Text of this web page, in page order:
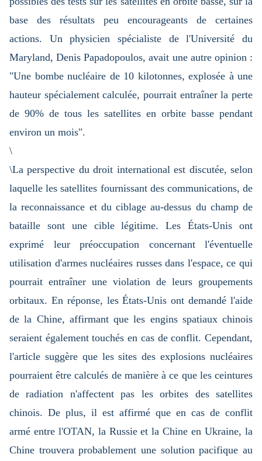
base des résultats peu encourageants de certaines
actions. Un physicien spécialiste de l'Université du
Maryland, Denis Papadopoulos, avait une autre opinion :
"Une bombe nucléaire de 10 kilotonnes, explosée à une
hauteur spécialement calculée, pourrait entraîner la perte
de 90% de tous les satellites en orbite basse pendant
environ un mois".
\
\La perspective du droit international est discutée, selon
laquelle les satellites fournissant des communications, de
la reconnaissance et du ciblage au-dessus du champ de
bataille sont une cible légitime. Les États-Unis ont
exprimé leur préoccupation concernant l'éventuelle
utilisation d'armes nucléaires russes dans l'espace, ce qui
pourrait entraîner une violation de leurs groupements
orbitaux. En réponse, les États-Unis ont demandé l'aide
de la Chine, affirmant que les engins spatiaux chinois
seraient également touchés en cas de conflit. Cependant,
l'article suggère que les sites des explosions nucléaires
pourraient être calculés de manière à ce que les ceintures
de radiation n'affectent pas les orbites des satellites
chinois. De plus, il est affirmé que en cas de conflit
armé entre l'OTAN, la Russie et la Chine en Ukraine, la
Chine trouvera probablement une solution pacifique au